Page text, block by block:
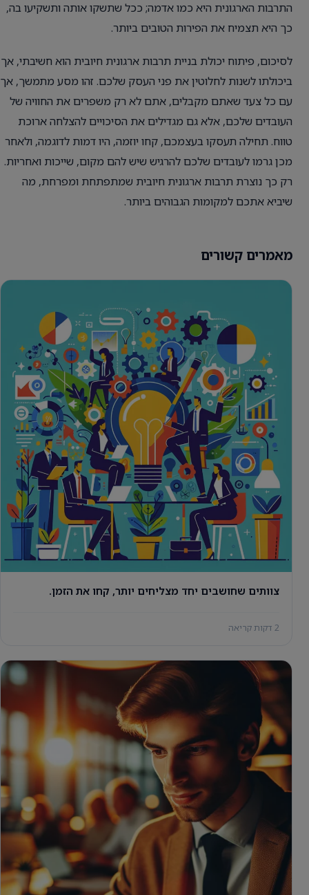
התרבות הארגונית היא כמו אדמה; ככל שתשקו אותה ותשקיעו בה,
כך היא תצמיח את הפירות הטובים ביותר.
לסיכום, פיתוח יכולת בניית תרבות ארגונית חיובית הוא חשיבתי, אך
ביכולתו לשנות לחלוטין את פני העסק שלכם. זהו מסע מתמשך, אך
עם כל צעד שאתם מקבלים, אתם לא רק משפרים את החוויה של
העובדים שלכם, אלא גם מגדילים את הסיכויים להצלחה ארוכת
טווח. תחילה תעסקו בעצמכם, קחו יוזמה, היו דמות לדוגמה, ולאחר
מכן גרמו לעובדים שלכם להרגיש שיש להם מקום, שייכות ואחריות.
רק כך נוצרת תרבות ארגונית חיובית שמתפתחת ומפרחת, מה
שיביא אתכם למקומות הגבוהים ביותר.
מאמרים קשורים
צוותים שחושבים יחד מצליחים יותר, קחו את הזמן.
2 דקות קריאה